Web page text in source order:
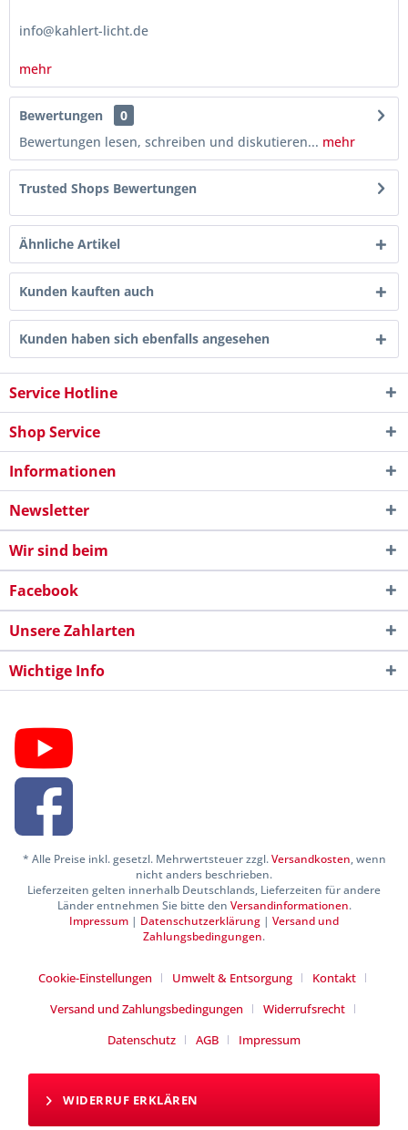
info@kahlert-licht.de
mehr
Bewertungen
0
Bewertungen lesen, schreiben und diskutieren... mehr
Trusted Shops Bewertungen
Ähnliche Artikel
Kunden kauften auch
Kunden haben sich ebenfalls angesehen
Service Hotline
Shop Service
Informationen
Newsletter
Wir sind beim
Facebook
Unsere Zahlarten
Wichtige Info
* Alle Preise inkl. gesetzl. Mehrwertsteuer zzgl.Versandkosten, wenn
nicht anders beschrieben.
Lieferzeiten gelten innerhalb Deutschlands, Lieferzeiten für andere
Länder entnehmen Sie bitte den Versandinformationen.
Impressum | Datenschutzerklärung | Versand und
Zahlungsbedingungen.
Cookie-Einstellungen Umwelt & Entsorgung
Kontakt
Versand und Zahlungsbedingungen
Widerrufsrecht
Datenschutz
AGB Impressum
WIDERRUF ERKLÄREN